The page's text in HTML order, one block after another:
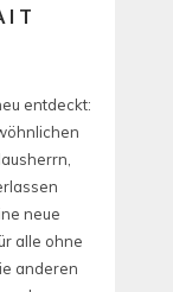
entdeckt:
neue
alle ohne
anderen